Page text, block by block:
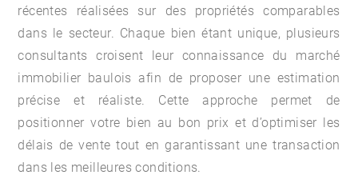
récentes réalisées sur des propriétés comparables
dans le secteur. Chaque bien étant unique, plusieurs
consultants croisent leur connaissance du marché
immobilier baulois afin de proposer une estimation
précise et réaliste. Cette approche permet de
positionner votre bien au bon prix et d’optimiser les
délais de vente tout en garantissant une transaction
dans les meilleures conditions.